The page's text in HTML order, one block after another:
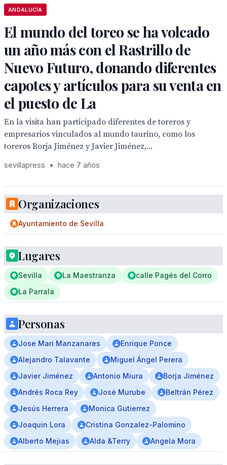
ANDALUCÍA
El mundo del toreo se ha volcado
un año más con el Rastrillo de
Nuevo Futuro, donando diferentes
capotes y artículos para su venta en
el puesto de La
En la visita han participado diferentes de toreros y
empresarios vinculados al mundo taurino, como los
toreros Borja Jiménez y Javier Jiménez,...
sevillapress • hace 7 años
Organizaciones
Ayuntamiento de Sevilla
Lugares
Sevilla La Maestranza
calle Pagés del Corro
La Parrala
Personas
Jose Mari Manzanares
Enrique Ponce
Alejandro Talavante
Miguel Ángel Perera
Javier Jiménez
Antonio Miura
Borja Jiménez
Andrés Roca Rey
José Murube
Beltrán Pérez
Jesús Herrera
Monica Gutierrez
Joaquin Lora
Cristina Gonzalez-Palomino
Alberto Mejias
Alda &Terry Angela Mora